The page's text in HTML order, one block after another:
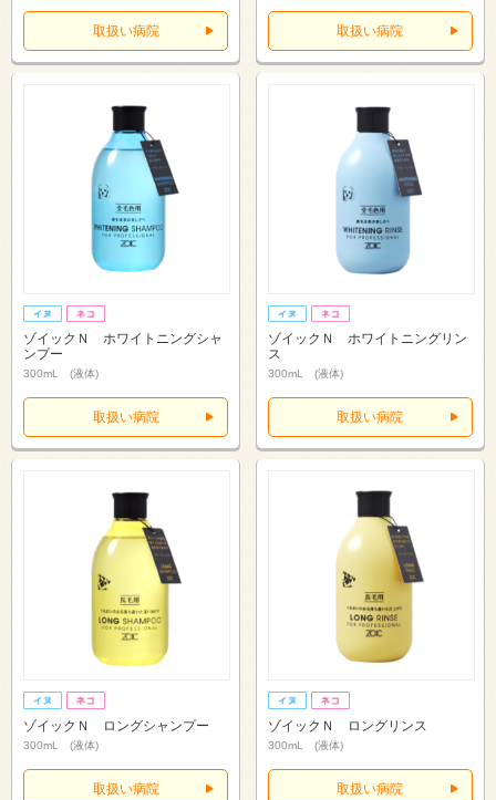
取扱い病院 取扱い病院
ゾイックＮ ホワイトニングシャ
ンプー
300mL (液体)
取扱い病院
ゾイックＮ ホワイトニングリン
ス
300mL (液体)
取扱い病院
ゾイックＮ ロングシャンプー
300mL (液体)
取扱い病院
ゾイックＮ ロングリンス
300mL (液体)
取扱い病院